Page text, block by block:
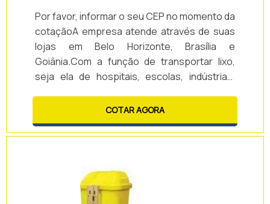
Por favor, informar o seu CEP no momento da
cotaçãoA empresa atende através de suas
lojas em Belo Horizonte, Brasília e
Goiânia.Com a função de transportar lixo,
seja ela de hospitais, escolas, indústrias,
entre outros, o contêiner para lixo é prático e
simples!Possui opções de duas e de quatro
rodas, sendo os primeiros com capacidades
com capacidades de 370 l, 570 l, 660 l e 1000
l.Ao todo, os contêiners são.
COTAR AGORA